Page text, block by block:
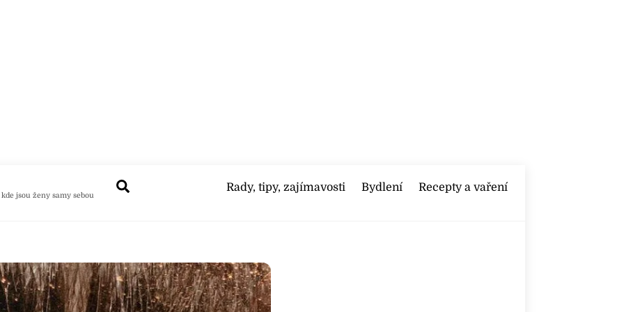
kde jsou ženy samy sebou
Rady, tipy, zajímavosti Bydlení Recepty a vaření